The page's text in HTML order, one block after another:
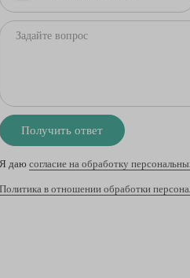
Получить ответ
Я даю согласие на обработку
Политика в отношении обработки